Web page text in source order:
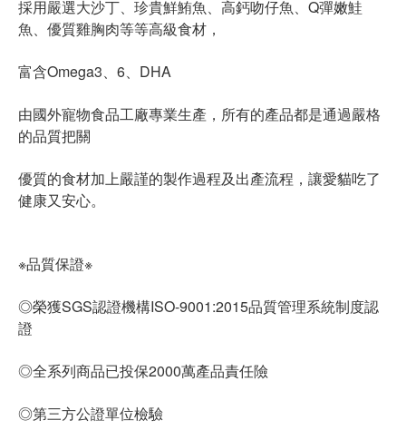
採用嚴選大沙丁、珍貴鮮鮪魚、高鈣吻仔魚、Q彈嫩鮭
魚、優質雞胸肉等等高級食材，
富含Omega3、6、DHA
由國外寵物食品工廠專業生產，所有的產品都是通過嚴格
的品質把關
優質的食材加上嚴謹的製作過程及出產流程，讓愛貓吃了
健康又安心。
※品質保證※
◎榮獲SGS認證機構ISO-9001:2015品質管理系統制度認
證
◎全系列商品已投保2000萬產品責任險
◎第三方公證單位檢驗